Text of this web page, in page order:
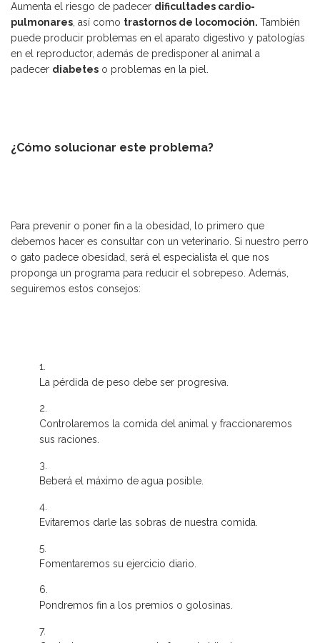
Aumenta el riesgo de padecer dificultades cardio-
pulmonares, así como trastornos de locomoción. También
puede producir problemas en el aparato digestivo y patologías
en el reproductor, además de predisponer al animal a
padecer diabetes o problemas en la piel.
¿Cómo solucionar este problema?
Para prevenir o poner fin a la obesidad, lo primero que
debemos hacer es consultar con un veterinario. Si nuestro perro
o gato padece obesidad, será el especialista el que nos
proponga un programa para reducir el sobrepeso. Además,
seguiremos estos consejos:
La pérdida de peso debe ser progresiva.
Controlaremos la comida del animal y fraccionaremos
sus raciones.
Beberá el máximo de agua posible.
Evitaremos darle las sobras de nuestra comida.
Fomentaremos su ejercicio diario.
Pondremos fin a los premios o golosinas.